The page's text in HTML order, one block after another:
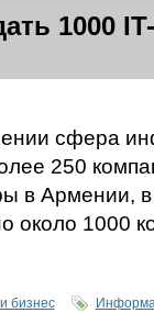
1000
сфера
250
в Армении,
около 1000
бизнес